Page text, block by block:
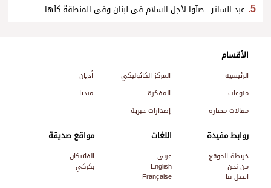
عبد الساتر : صلّوا لأجل السلام في لبنان وفي المنطقة كلّها
الأقسام
الرئيسية المركز الكاثوليكي
أديان
منوعات
المفكرة
ميديا
مقالات مختارة
إصدارات حبرية
روابط مفيدة
خريطة الموقع
من نحن
اتصل بنا
اللغات
عربي
English
Française
مواقع صديقة
الفاتيكان
بكركي